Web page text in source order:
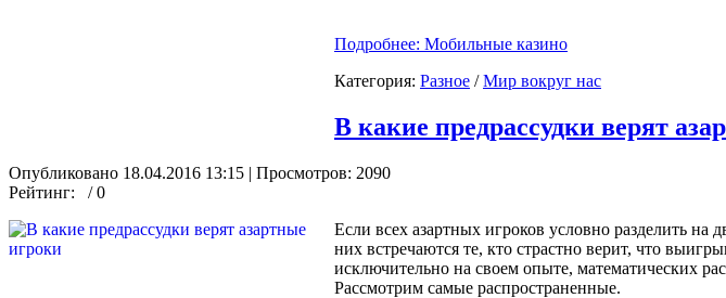
Подробнее: Мобильные казино
Категория: Разное /Мир вокруг нас
В какие предрассудки верят
Опубликовано 18.04.2016 13:15 | Просмотров: 2090
Рейтинг:
/ 0
Если всех азартных игроков условно разделить
них встречаются те, кто страстно верит, что
исключительно на своем опыте, математических
Рассмотрим самые распространенные.